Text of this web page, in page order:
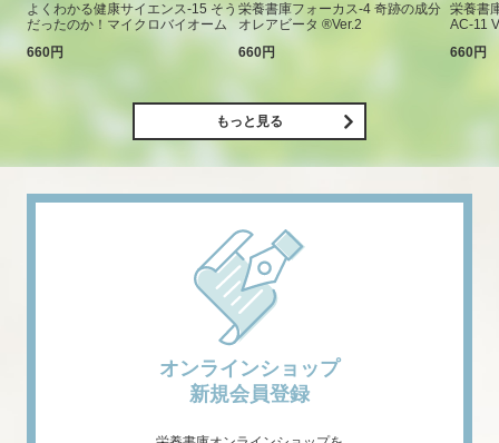
よくわかる健康サイエンス-15 そう
だったのか！マイクロバイオーム
660円
栄養書庫フォーカス-4 奇跡の成分
オレアビータ ®Ver.2
660円
栄養書
AC-11
660円
もっと見る
オンラインショップ
新規会員登録